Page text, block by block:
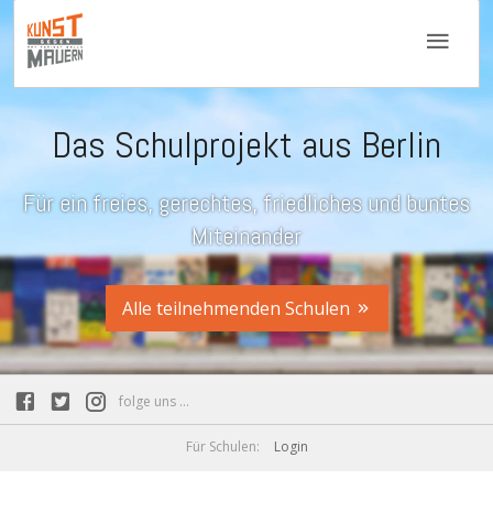
Das Schulprojekt aus Berlin
Für ein freies, gerechtes, friedliches und buntes
Miteinander
Alle teilnehmenden Schulen
folge uns ...
Für Schulen: Login